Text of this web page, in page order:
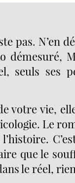
pas. N’en
démesuré,
seuls ses
votre vie,
Le
que le
le réel,